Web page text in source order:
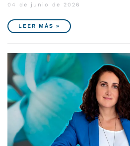
04 de junio de 2026
LEER MÁS »